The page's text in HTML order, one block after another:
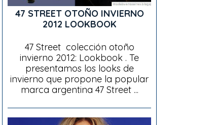
47 STREET OTOÑO INVIERNO
2012 LOOKBOOK
47 Street colección otoño
invierno 2012: Lookbook . Te
presentamos los looks de
invierno que propone la popular
marca argentina 47 Street ...